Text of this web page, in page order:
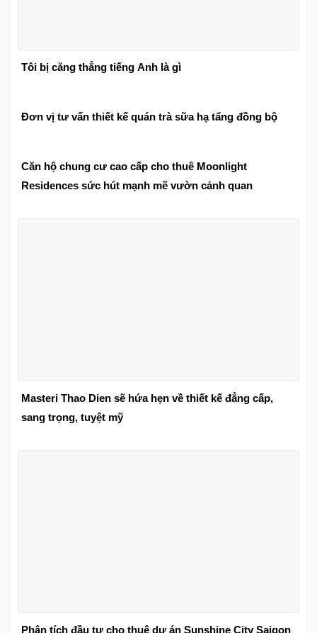
Tôi bị căng thẳng tiếng Anh là gì
Đơn vị tư vấn thiết kế quán trà sữa hạ tẩng đồng bộ
Căn hộ chung cư cao cấp cho thuê Moonlight
Residences sức hút mạnh mẽ vườn cảnh quan
Masteri Thao Dien sẽ hứa hẹn về thiết kế đẳng cấp,
sang trọng, tuyệt mỹ
Phân tích đầu tư cho thuê dự án Sunshine City Saigon